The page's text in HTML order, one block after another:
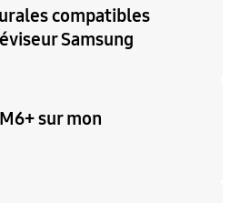
compatibles
Samsung
sur mon